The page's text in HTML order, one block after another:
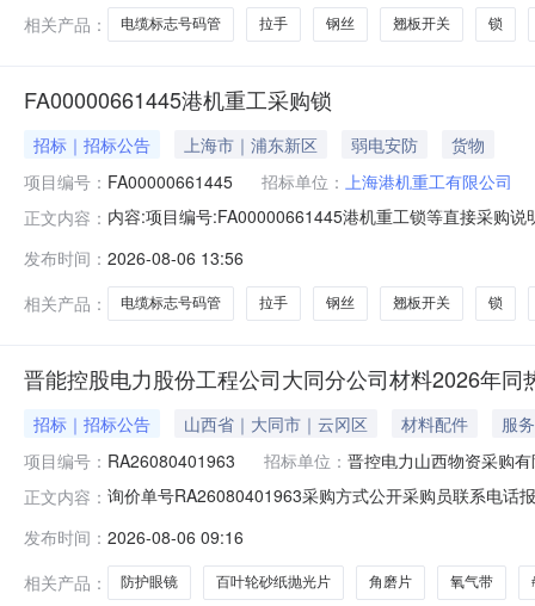
相关产品：
电缆标志号码管 拉手 钢丝 翘板开关 锁
FA00000661445港机重工采购锁
招标｜招标公告 上海市｜浦东新区 弱电安防
货物
项目编号： FA00000661445 招标单位： 上海港机重工有限公司
正文内容： 内容:项目编号:FA00000661445港机重工锁等直接采购
公示）¨涉及国家秘密、国家安全或企业重大商业秘密，
原供应商采购，
发布时间： 2026-08-06 13:56
相关产品：
电缆标志号码管 拉手 钢丝 翘板开关 锁
晋能控股电力股份工程公司大同分公司材料2026年
招标｜招标公告 山西省｜大同市｜云冈区 材料配件
服务
项目编号： RA26080401963 招标单位： 晋控电力山西物资采购
正文内容： 询价单号RA26080401963采购方式公开采购员联系电话
31507*3.2焊条J507*3.2400.0公斤2026-08-31507*4.0焊
发布时间： 2026-08-06 09:16
相关产品：
防护眼镜 百叶轮砂纸抛光片 角磨片 氧气带